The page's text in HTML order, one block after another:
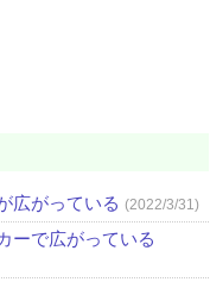
広がっている (2022/3/31)
ーで広がっている